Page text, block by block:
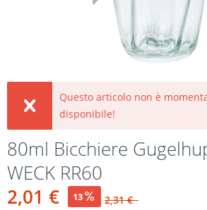
Questo articolo non è
disponibile!
80ml Bicchiere
WECK RR60
2,01 €
13
2,31 €